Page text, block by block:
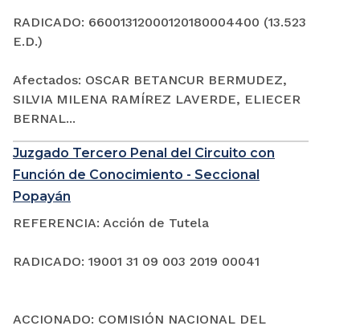
RADICADO: 66001312000120180004400 (13.523
E.D.)
Afectados: OSCAR BETANCUR BERMUDEZ,
SILVIA MILENA RAMÍREZ LAVERDE, ELIECER
BERNAL...
Juzgado Tercero Penal del Circuito con
Función de Conocimiento - Seccional
Popayán
REFERENCIA: Acción de Tutela
RADICADO: 19001 31 09 003 2019 00041
ACCIONADO: COMISIÓN NACIONAL DEL